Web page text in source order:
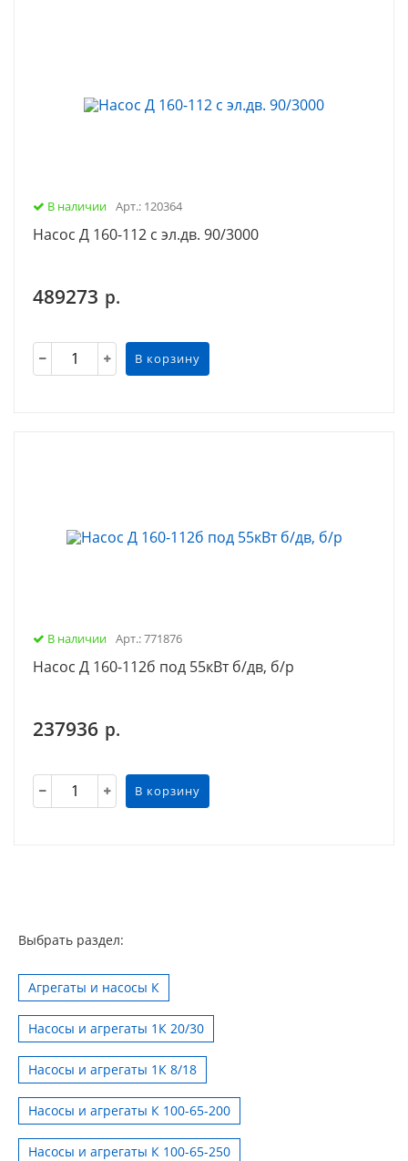
В наличии Арт.: 120364
Насос Д 160-112 с эл.дв. 90/3000
489273 р.
В корзину
В наличии Арт.: 771876
Насос Д 160-112б под 55кВт б/дв, б/р
237936 р.
В корзину
Выбрать раздел:
Агрегаты и насосы К
Насосы и агрегаты 1К 20/30
Насосы и агрегаты 1К 8/18
Насосы и агрегаты К 100-65-200
Насосы и агрегаты К 100-65-250